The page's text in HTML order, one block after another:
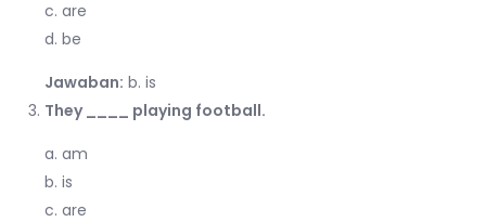
c. are
d. be
Jawaban: b. is
They ____ playing football.
a. am
b. is
c. are